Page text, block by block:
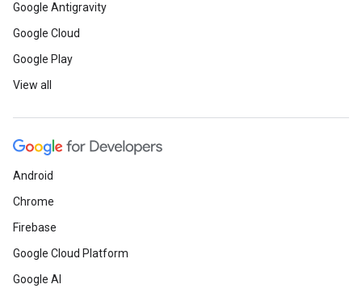
Google Antigravity
Google Cloud
Google Play
View all
Android
Chrome
Firebase
Google Cloud Platform
Google AI